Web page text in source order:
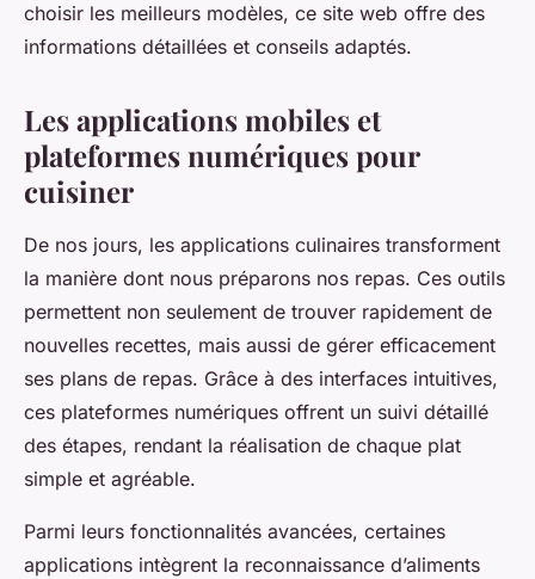
choisir les meilleurs modèles, ce site web offre des
informations détaillées et conseils adaptés.
Les applications mobiles et
plateformes numériques pour
cuisiner
De nos jours, les applications culinaires transforment
la manière dont nous préparons nos repas. Ces outils
permettent non seulement de trouver rapidement de
nouvelles recettes, mais aussi de gérer efficacement
ses plans de repas. Grâce à des interfaces intuitives,
ces plateformes numériques offrent un suivi détaillé
des étapes, rendant la réalisation de chaque plat
simple et agréable.
Parmi leurs fonctionnalités avancées, certaines
applications intègrent la reconnaissance d’aliments